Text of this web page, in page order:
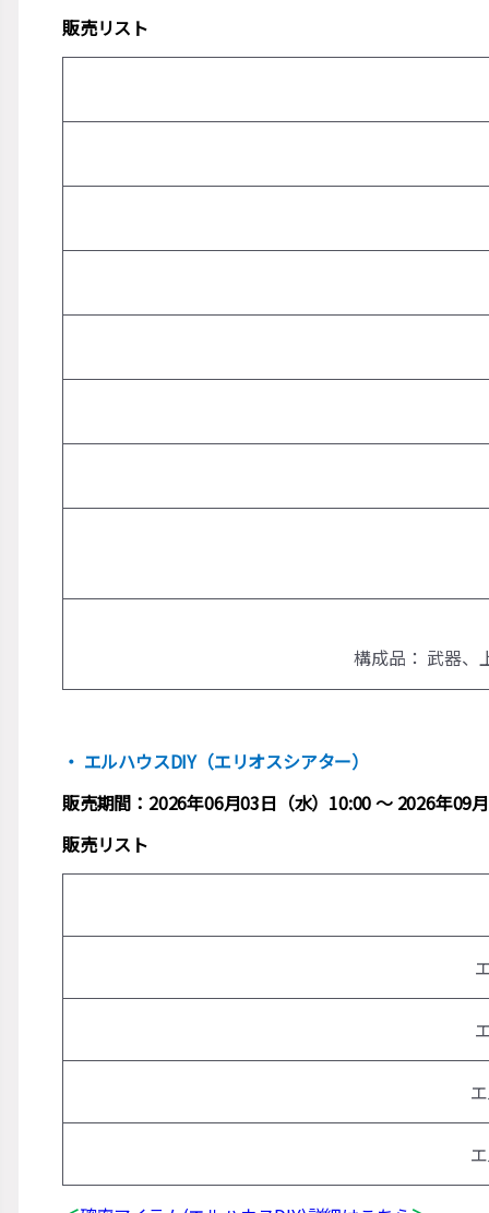
販売リスト
構成品： 武器、
・ エルハウスDIY（エリオスシアター）
販売期間：2026年06月03日（水）10:00 ～ 2026年09
販売リスト